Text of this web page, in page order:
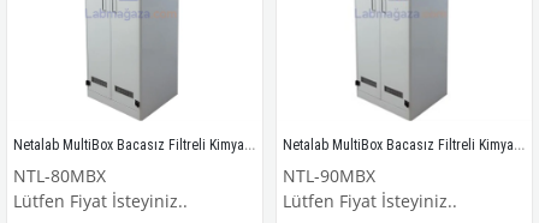
Netalab MultiBox Bacasız Filtreli Kimyasal Madde Dolabı / NTL-80MBX
NTL-80MBX
Lütfen Fiyat İsteyiniz..
Netalab MultiBox Bacasız Filtreli Kimyasal Madde Dolabı / NTL-90MBX
NTL-90MBX
Lütfen Fiyat İsteyiniz..